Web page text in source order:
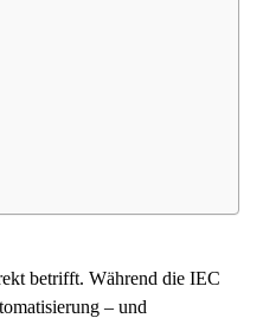
betrifft. Während die IEC
– und